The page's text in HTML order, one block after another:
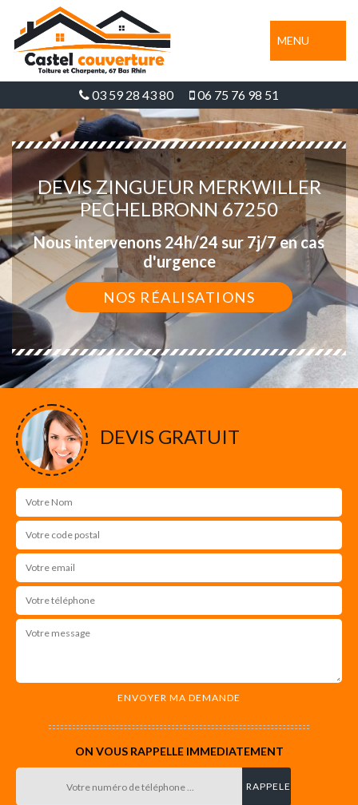
MENU
03 59 28 43 80 06 75 76 98 51
DEVIS ZINGUEUR MERKWILLER
PECHELBRONN 67250
Nous intervenons 24h/24 sur 7j/7 en cas
d'urgence
NOS RÉALISATIONS
DEVIS GRATUIT
ON VOUS RAPPELLE IMMEDIATEMENT